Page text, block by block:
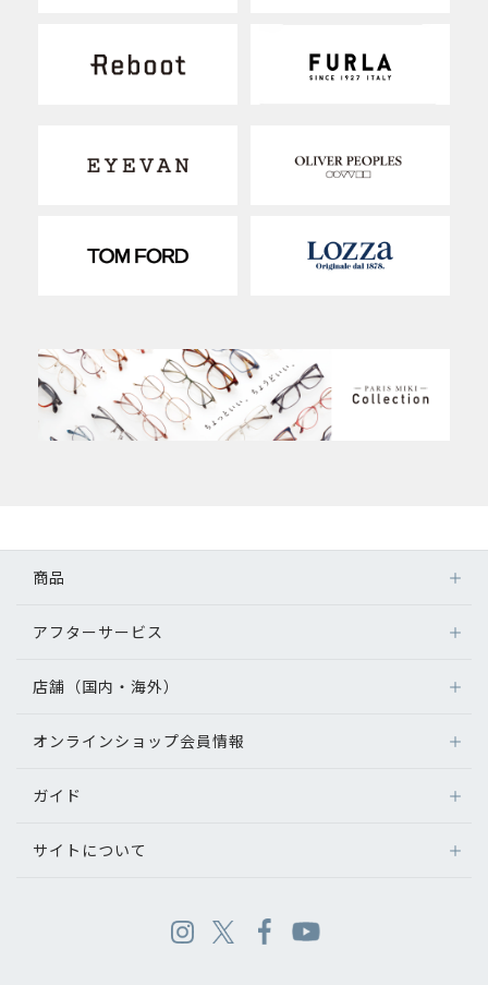
商品
アフターサービス
店舗（国内・海外）
オンラインショップ会員情報
ガイド
サイトについて